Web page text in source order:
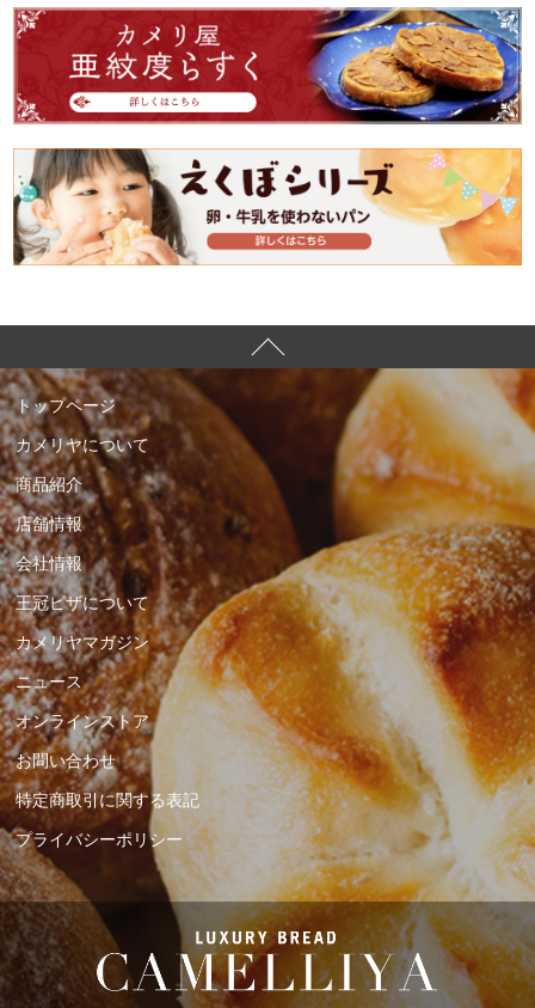
トップページ
カメリヤについて
商品紹介
店舗情報
会社情報
王冠ピザについて
カメリヤマガジン
ニュース
オンラインストア
お問い合わせ
特定商取引に関する表記
プライバシーポリシー